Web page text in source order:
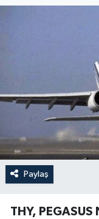
Paylaş
THY, PEGASUS